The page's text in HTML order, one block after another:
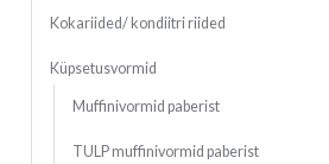
Kokariided/ kondiitri riided
Küpsetusvormid
Muffinivormid paberist
TULP muffinivormid paberist